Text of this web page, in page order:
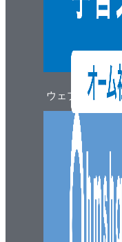
ウェブマガジン